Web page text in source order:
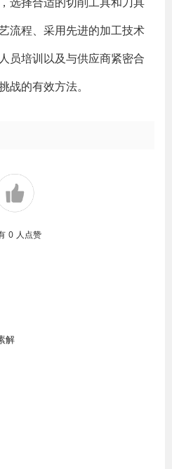
流程、采用先进的加工技术
员培训以及与供应商紧密合
战的有效方法。
0 人点赞
解